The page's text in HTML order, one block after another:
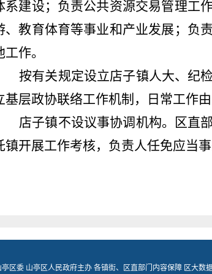
系建设；负责公共资源交易管理工
、教育体育等事业和产业发展 ；负责
工作。
按有关规定设立店子镇人大、纪
基层政协联络工作机制，日常工作由
店子镇不设议事协调机构。 区直
镇开展工作考核，负责人任免应当
亭区委 山亭区人民政府主办 各镇街、区直部门内容保障 区大数